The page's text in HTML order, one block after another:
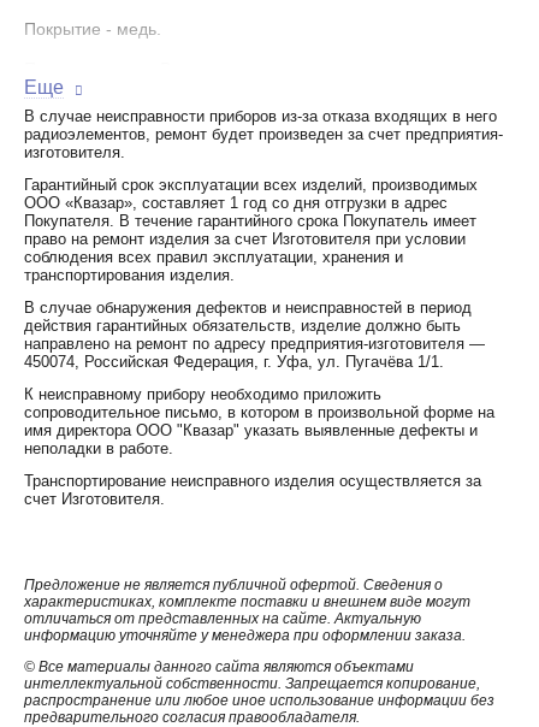
Покрытие - медь.
Еще
В случае неисправности приборов из-за отказа входящих в него
радиоэлементов, ремонт будет произведен за счет предприятия-
изготовителя.
Гарантийный срок эксплуатации всех изделий, производимых
ООО «Квазар», составляет 1 год со дня отгрузки в адрес
Покупателя. В течение гарантийного срока Покупатель имеет
право на ремонт изделия за счет Изготовителя при условии
соблюдения всех правил эксплуатации, хранения и
транспортирования изделия.
В случае обнаружения дефектов и неисправностей в период
действия гарантийных обязательств, изделие должно быть
направлено на ремонт по адресу предприятия-изготовителя —
450074, Российская Федерация, г. Уфа, ул. Пугачёва 1/1.
К неисправному прибору необходимо приложить
сопроводительное письмо, в котором в произвольной форме на
имя директора ООО "Квазар" указать выявленные дефекты и
неполадки в работе.
Транспортирование неисправного изделия осуществляется за
счет Изготовителя.
Предложение не является публичной офертой. Сведения о
характеристиках, комплекте поставки и внешнем виде могут
отличаться от представленных на сайте. Актуальную
информацию уточняйте у менеджера при оформлении заказа.
© Все материалы данного сайта являются объектами
интеллектуальной собственности. Запрещается копирование,
распространение или любое иное использование информации без
предварительного согласия правообладателя.